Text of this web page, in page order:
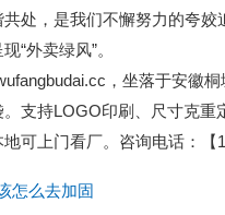
，是我们不懈努力的夸姣
“外卖绿风”。
，坐落于安徽
支持LOGO印刷、尺寸克
可上门看厂。咨询电话：【
怎么去加固